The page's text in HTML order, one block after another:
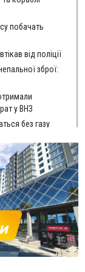
побачать
від поліції
зброї:
у ВНЗ
без газу
Франківець Лев
на лижах,
три дні
на атаки на